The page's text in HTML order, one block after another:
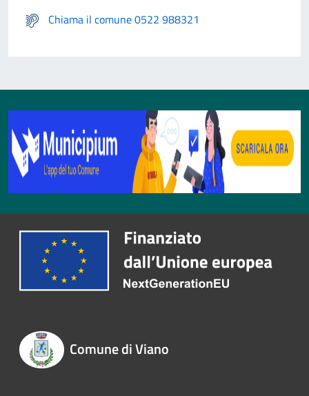
Chiama il comune 0522 988321
Comune di Viano